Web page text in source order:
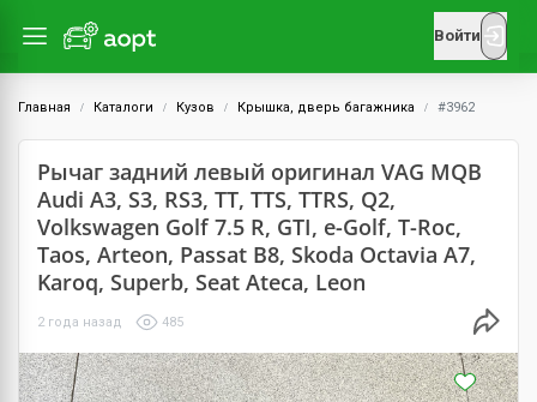
Войти
Главная Каталоги Кузов Крышка, дверь багажника #3962
Рычаг задний левый оригинал VAG MQB
Audi A3, S3, RS3, TT, TTS, TTRS, Q2,
Volkswagen Golf 7.5 R, GTI, e-Golf, T-Roc,
Taos, Arteon, Passat B8, Skoda Octavia A7,
Karoq, Superb, Seat Ateca, Leon
2 года назад 485